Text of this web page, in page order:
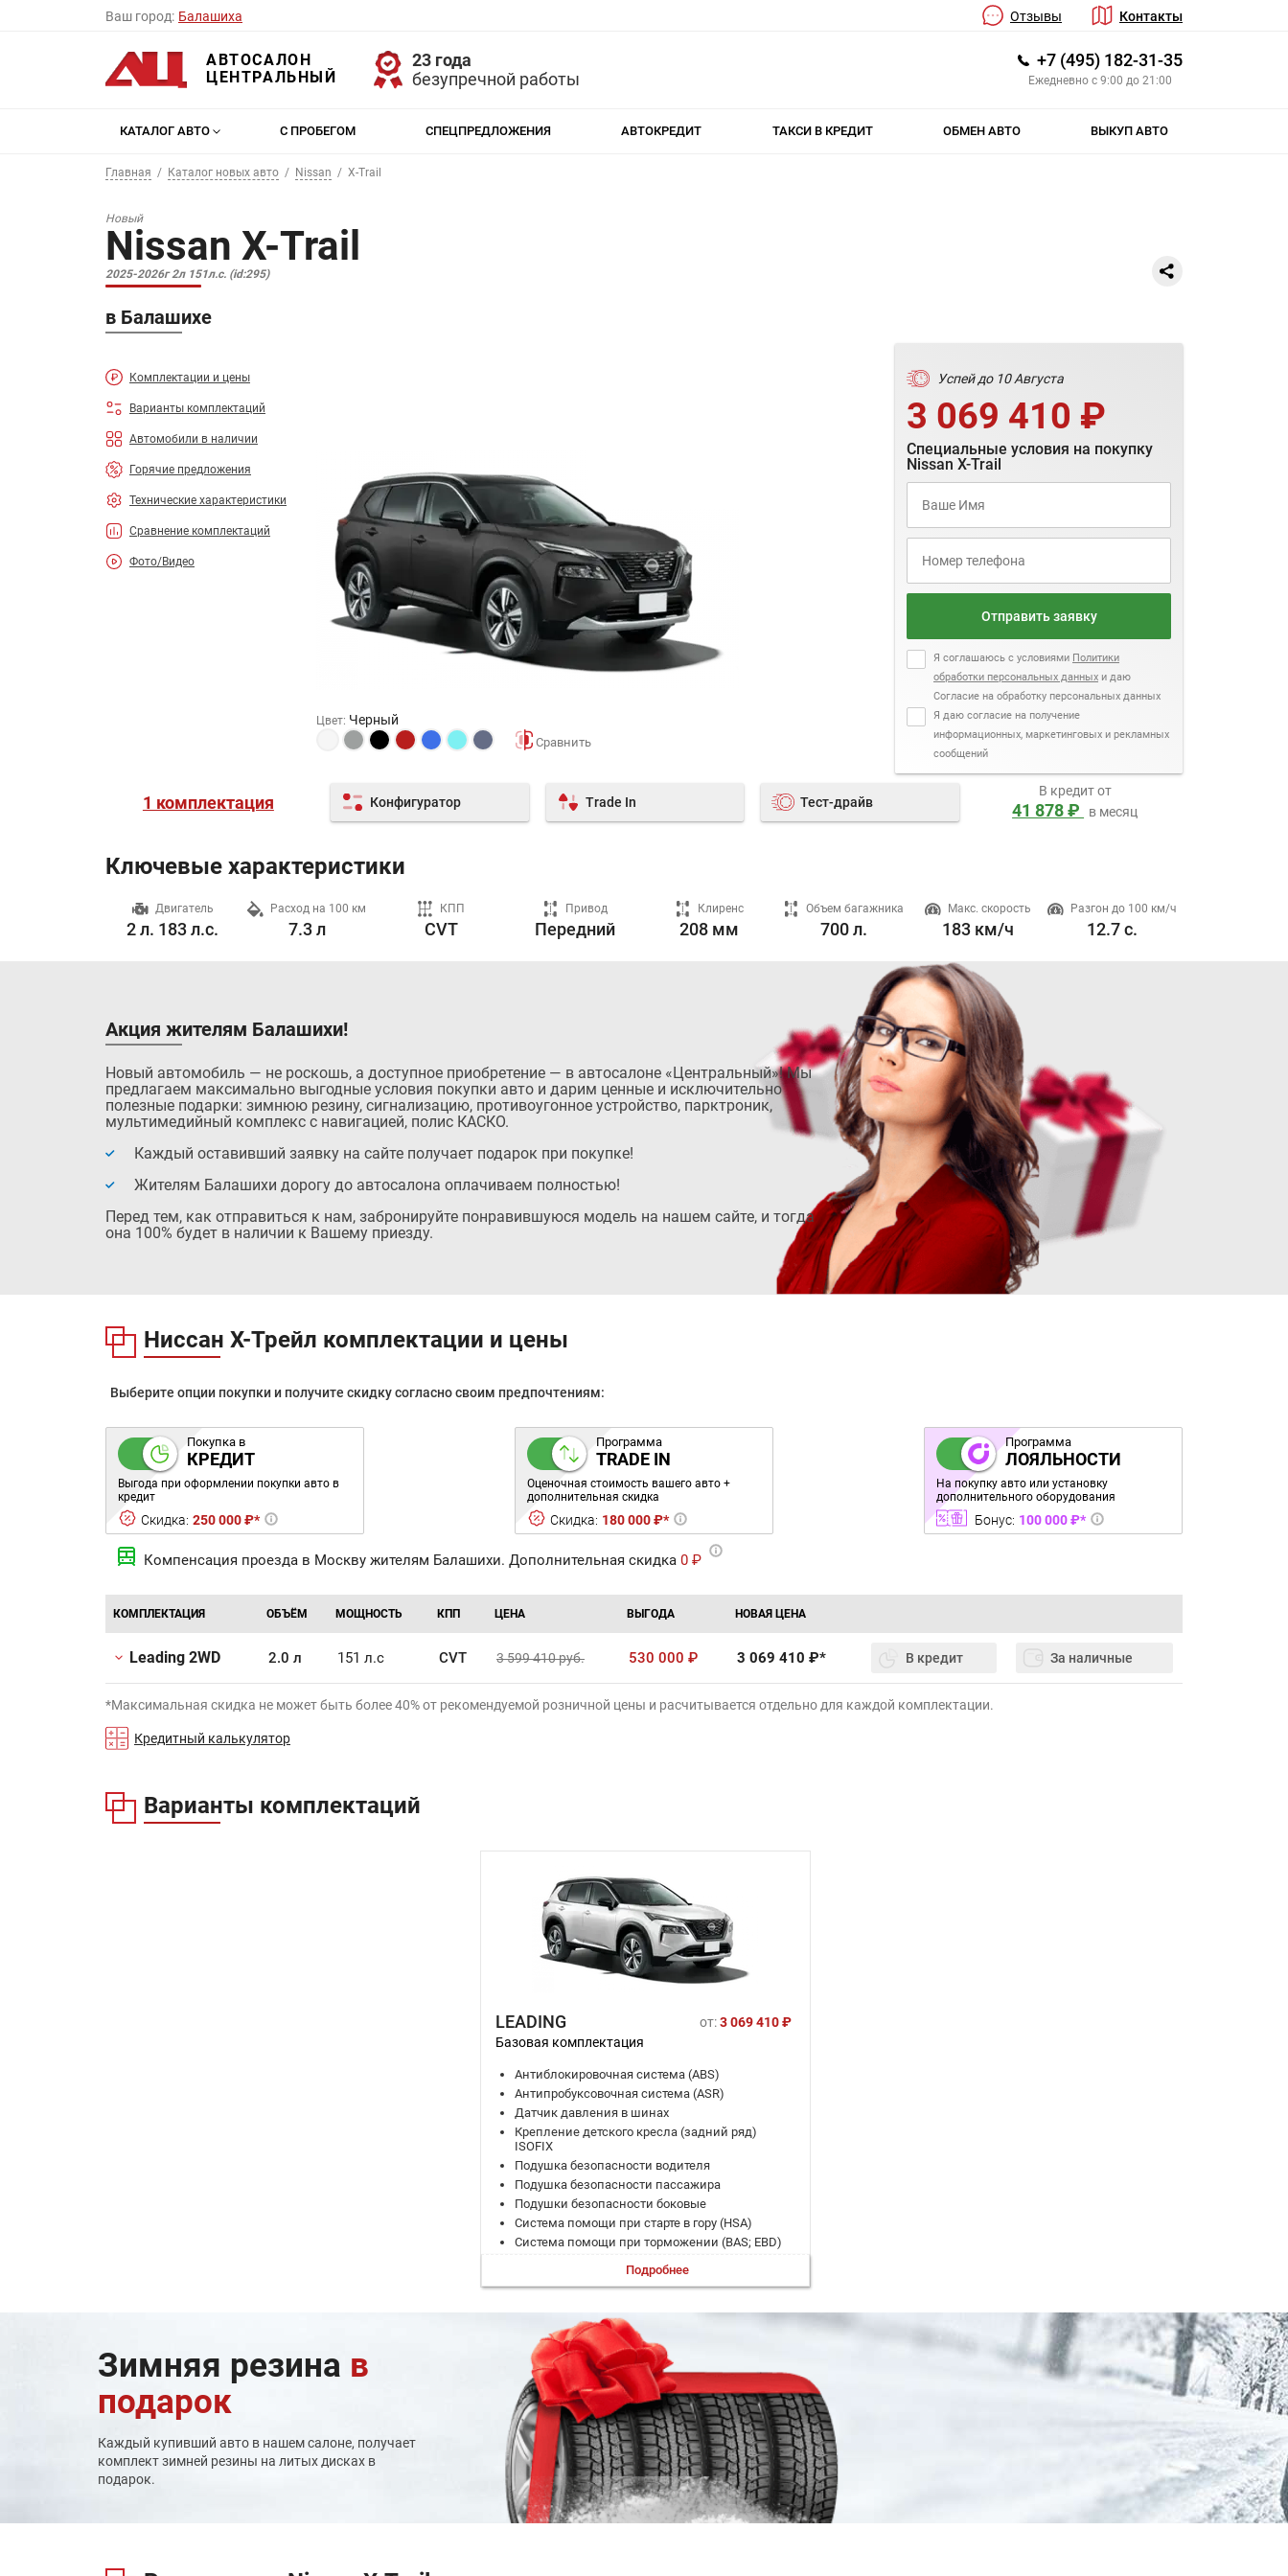
Ваш город: Балашиха Отзывы Контакты
АВТОСАЛОН
ЦЕНТРАЛЬНЫЙ
23 года
безупречной работы
+7 (495) 182-31-35
Ежедневно с 9:00 до 21:00
КАТАЛОГ АВТО С ПРОБЕГОМ СПЕЦПРЕДЛОЖЕНИЯ АВТОКРЕДИТ ТАКСИ В КРЕДИТ ОБМЕН АВТО ВЫКУП АВТО
Главная Каталог новых авто Nissan X-Trail
Новый
Nissan X-Trail
2025-2026г 2л 151л.с. (id:295)
в Балашихе
Комплектации и цены
Варианты комплектаций
Автомобили в наличии
Горячие предложения
Технические характеристики
Сравнение комплектаций
Фото/Видео
Цвет: Черный
Успей до 10 Августа
3 069 410 ₽
Специальные условия на покупку
Nissan X-Trail
Отправить заявку
Я соглашаюсь с условиями Политики
обработки персональных данных и даю
Согласие на обработку персональных данных
Я даю согласие на получение
информационных, маркетинговых и рекламных
сообщений
1 комплектация Конфигуратор Trade In Тест-драйв
В кредит от
41 878 ₽ в месяц
Ключевые характеристики
Двигатель
2 л. 183 л.с.
Расход на 100 км
7.3 л
КПП
CVT
Привод
Передний
Клиренс
208 мм
Объем багажника
700 л.
Макс. скорость
183 км/ч
Разгон до 100 км/ч
12.7 с.
Акция жителям Балашихи!
Новый автомобиль — не роскошь, а доступное приобретение — в автосалоне «Центральный»! Мы
предлагаем максимально выгодные условия покупки авто и дарим ценные и исключительно
полезные подарки: зимнюю резину, сигнализацию, противоугонное устройство, парктроник,
мультимедийный комплекс с навигацией, полис КАСКО.
Каждый оставивший заявку на сайте получает подарок при покупке!
Жителям Балашихи дорогу до автосалона оплачиваем полностью!
Перед тем, как отправиться к нам, забронируйте понравившуюся модель на нашем сайте, и тогда
она 100% будет в наличии к Вашему приезду.
Ниссан Х-Трейл комплектации и цены
Выберите опции покупки и получите скидку согласно своим предпочтениям:
Покупка в
КРЕДИТ
Выгода при оформлении покупки авто в
кредит
Скидка: 250 000 ₽*
Программа
TRADE IN
Оценочная стоимость вашего авто +
дополнительная скидка
Скидка: 180 000 ₽*
Программа
ЛОЯЛЬНОСТИ
На покупку авто или установку
дополнительного оборудования
Бонус: 100 000 ₽*
Компенсация проезда в Москву жителям Балашихи. Дополнительная скидка 0 ₽
КОМПЛЕКТАЦИЯ ОБЪЁМ МОЩНОСТЬ КПП ЦЕНА ВЫГОДА НОВАЯ ЦЕНА
Leading 2WD 2.0 л 151 л.с CVT 3 599 410руб. 530 000 ₽ 3 069 410 ₽* В кредит За наличные
*Максимальная скидка не может быть более 40% от рекомендуемой розничной цены и расчитывается отдельно для каждой комплектации.
Кредитный калькулятор
Варианты комплектаций
LEADING от:3 069 410 ₽
Базовая комплектация
Антиблокировочная система (ABS)
Антипробуксовочная система (ASR)
Датчик давления в шинах
Крепление детского кресла (задний ряд)
ISOFIX
Подушка безопасности водителя
Подушка безопасности пассажира
Подушки безопасности боковые
Система помощи при старте в гору (HSA)
Система помощи при торможении (BAS; EBD)
Система предупреждения о выезде из полосы
Система стабилизации (ESP)
Бортовой компьютер
Дистанционный запуск двигателя
Запуск двигателя с кнопки
Камеры кругового обзора
Климат-контроль 2-зонный
Круиз-контроль
Мультифункциональное рулевое колесо
Регулировка руля по вылету
Регулировка руля по высоте
Система выбора режима движения
Усилитель руля
Подробнее
Зимняя резина в
подарок
Каждый купивший авто в нашем салоне, получает
комплект зимней резины на литых дисках в
подарок.